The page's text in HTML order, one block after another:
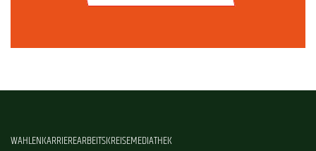
WAHLENKARRIEREARBEITSKREISEMEDIATHEK